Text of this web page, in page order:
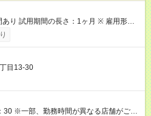
あり 試用期間の長さ：1ヶ月 ※ 雇用形態
異なる部分があります。 雇用形態：本採
：時給 1,200円以上
目13-30
30 ※一部、勤務時間が異なる店舗がござ